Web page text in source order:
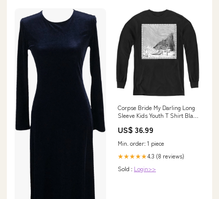
Corpse Bride My Darling Long
Sleeve Kids Youth T Shirt Black
US$ 36.99
Min. order: 1 piece
★★★★★4.3 (8 reviews)
Sold : Login>>